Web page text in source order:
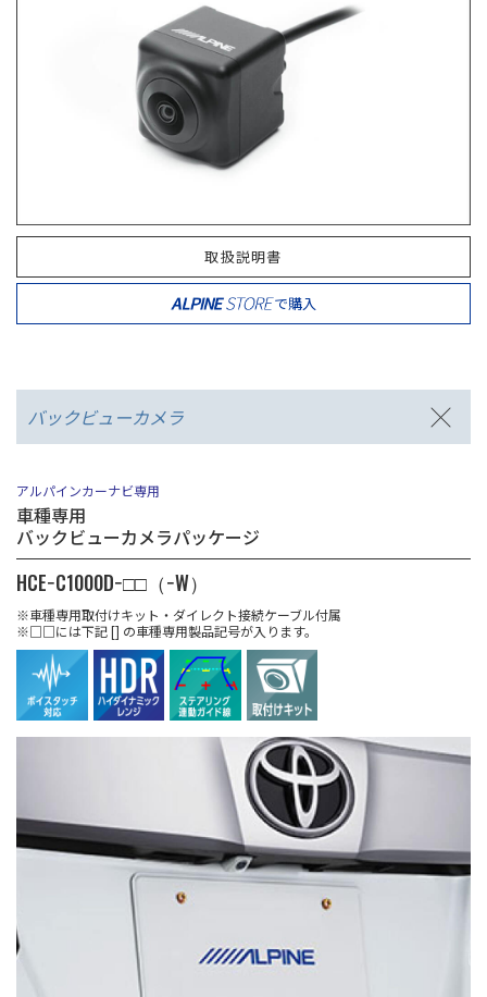
取扱説明書
で購入
バックビューカメラ
アルパインカーナビ専用
車種専用
バックビューカメラパッケージ
HCE−C1000D−□□（−W）
※車種専用取付けキット・ダイレクト接続ケーブル付属
※□□には下記 [] の車種専用製品記号が入ります。